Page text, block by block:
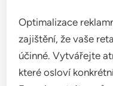
Segmentace
Segmentace
úspěšného